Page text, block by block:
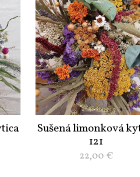
Sušená limonková
121
22,00 €